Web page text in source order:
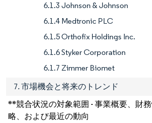
6.1.3 Johnson & Johnson
6.1.4 Medtronic PLC
6.1.5 Orthofix Holdings Inc.
6.1.6 Styker Corporation
6.1.7 Zimmer Biomet
7. 市場機会と将来のトレンド
**競合状況の対象範囲 - 事業概要、財
略、および最近の動向